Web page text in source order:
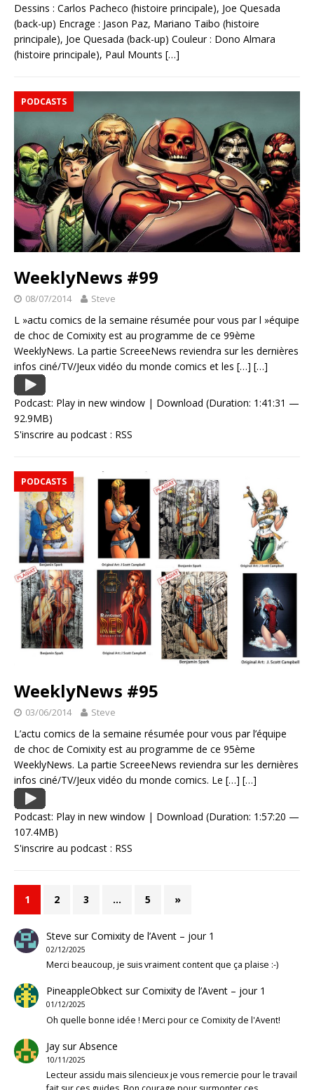
Dessins : Carlos Pacheco (histoire principale), Joe Quesada
(back-up) Encrage : Jason Paz, Mariano Taibo (histoire
principale), Joe Quesada (back-up) Couleur : Dono Almara
(histoire principale), Paul Mounts […]
PODCASTS
WeeklyNews #99
08/07/2014 Steve
L »actu comics de la semaine résumée pour vous par l »équipe
de choc de Comixity est au programme de ce 99ème
WeeklyNews. La partie ScreeeNews reviendra sur les dernières
infos ciné/TV/Jeux vidéo du monde comics et les […] […]
Podcast: Play in new window | Download (Duration: 1:41:31 —
92.9MB)
S'inscrire au podcast : RSS
PODCASTS
WeeklyNews #95
03/06/2014 Steve
L’actu comics de la semaine résumée pour vous par l’équipe
de choc de Comixity est au programme de ce 95ème
WeeklyNews. La partie ScreeeNews reviendra sur les dernières
infos ciné/TV/Jeux vidéo du monde comics. Le […] […]
Podcast: Play in new window | Download (Duration: 1:57:20 —
107.4MB)
S'inscrire au podcast : RSS
1 2 3 … 5 »
Steve surComixity de l’Avent – jour 1
02/12/2025
Merci beaucoup, je suis vraiment content que ça plaise :-)
PineappleObkectsurComixity de l’Avent – jour 1
01/12/2025
Oh quelle bonne idée ! Merci pour ce Comixity de l'Avent!
JaysurAbsence
10/11/2025
Lecteur assidu mais silencieux je vous remercie pour le travail